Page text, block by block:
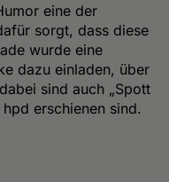
eine der
sorgt, dass diese
wurde eine
dazu einladen, über
sind auch „Spott
erschienen sind.